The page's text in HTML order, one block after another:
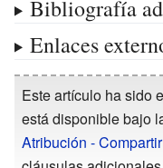
Bibliografía
Enlaces
Este artículo ha sido
está disponible bajo
Atribución -